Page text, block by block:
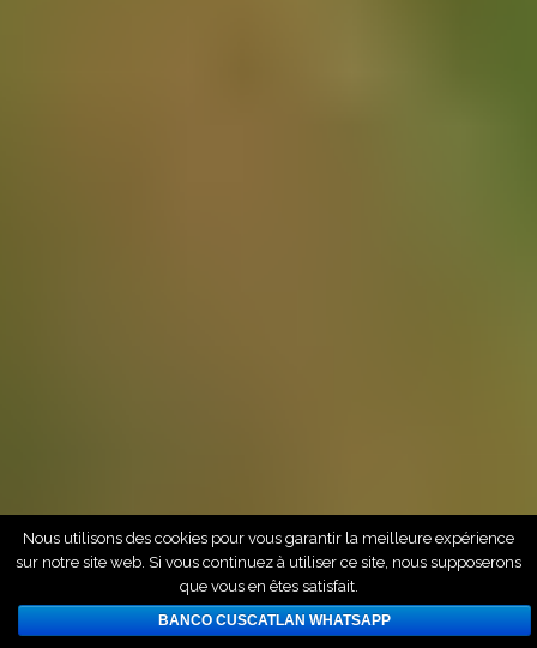
Nous utilisons des cookies pour vous garantir la meilleure expérience
sur notre site web. Si vous continuez à utiliser ce site, nous supposerons
que vous en êtes satisfait.
BANCO CUSCATLAN WHATSAPP